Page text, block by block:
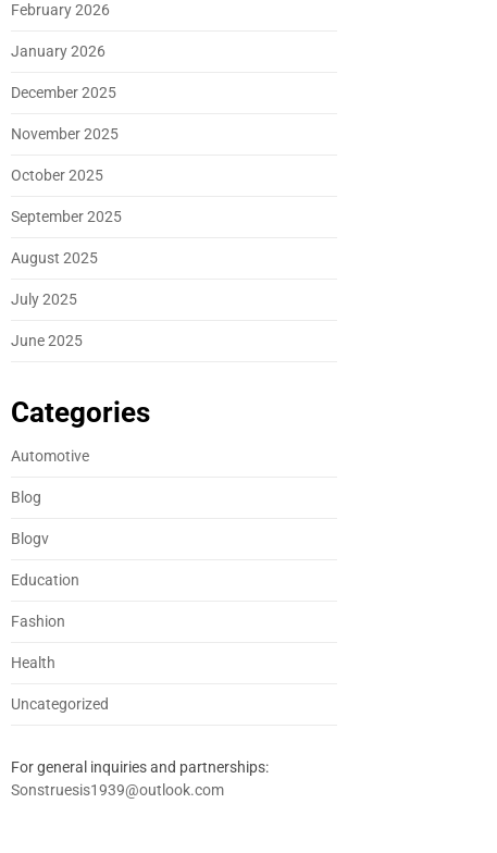
February 2026
January 2026
December 2025
November 2025
October 2025
September 2025
August 2025
July 2025
June 2025
Categories
Automotive
Blog
Blogv
Education
Fashion
Health
Uncategorized
For general inquiries and partnerships:
Sonstruesis1939@outlook.com